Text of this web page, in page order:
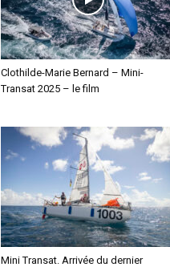
Clothilde-Marie Bernard – Mini-
Transat 2025 – le film
Mini Transat. Arrivée du dernier